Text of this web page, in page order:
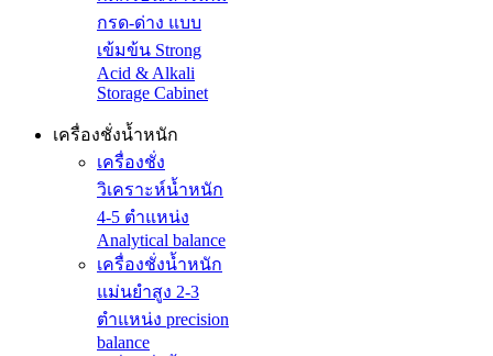
กรด-ด่าง แบบ
เข้มข้น Strong
Acid & Alkali
Storage Cabinet
เครื่องชั่งน้ำหนัก
เครื่องชั่ง
วิเคราะห์น้ำหนัก
4-5 ตำแหน่ง
Analytical balance
เครื่องชั่งน้ำหนัก
แม่นยำสูง 2-3
ตำแหน่ง precision
balance